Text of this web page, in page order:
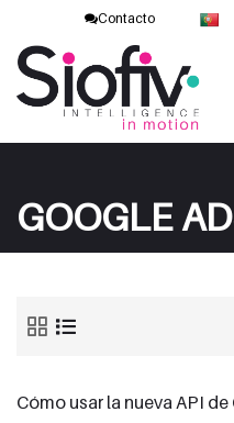
Contacto
GOOGLE
Cómo usar la nueva API